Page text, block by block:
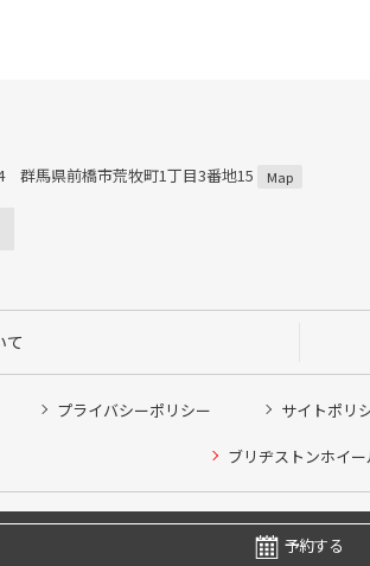
群馬県前橋市荒牧町1丁目3番地15 Map
て
プライバシーポリシー サイトポリ
ブリヂストンホイー
Copyright © 2024 Bridgestone Retail
予約する
他ピット作業の予約